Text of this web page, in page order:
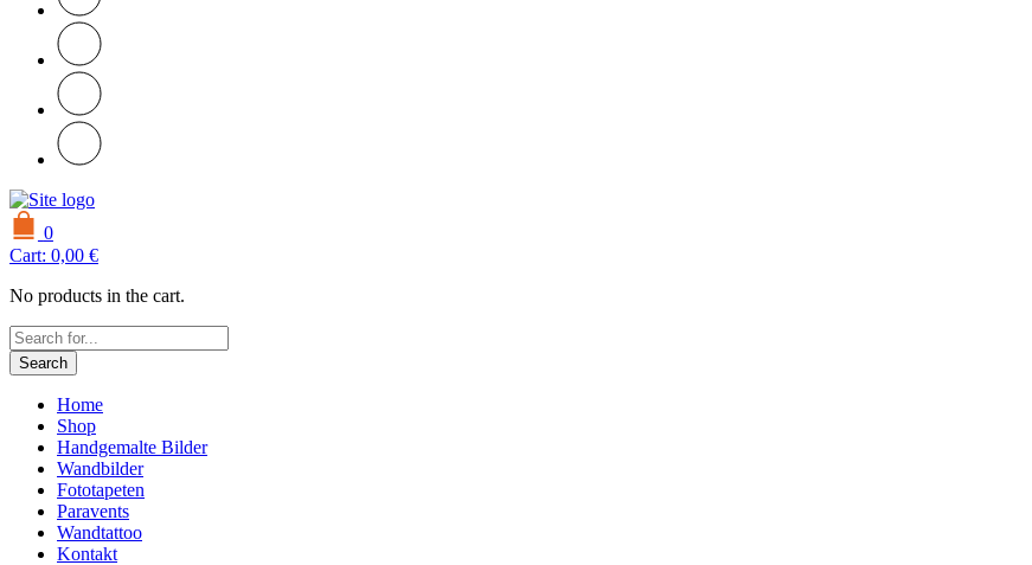
0
Cart: 0,00 €
No products in the cart.
Search
Home
Shop
Handgemalte Bilder
Wandbilder
Fototapeten
Paravents
Wandtattoo
Kontakt